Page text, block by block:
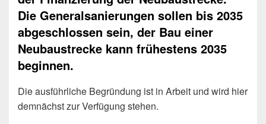
Die Generalsanierungen sollen bis 2035
abgeschlossen sein, der Bau einer
Neubaustrecke kann frühestens 2035
beginnen.
Die ausführliche Begründung ist in Arbeit und wird hier
demnächst zur Verfügung stehen.